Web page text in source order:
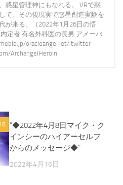
惑星管理神にもなれる。 VRで惑
て、その後現実で惑星創造実験を
が来る。（2022年1月26日の悟
定者 有名外科医の長男 アメーバ
oracleangel-et/ twitter
ArchangelHeroin
”◆2022年4月8日マイク・ク
インシーのハイアーセルフ
からのメッセージ◆”
2022年4月16日